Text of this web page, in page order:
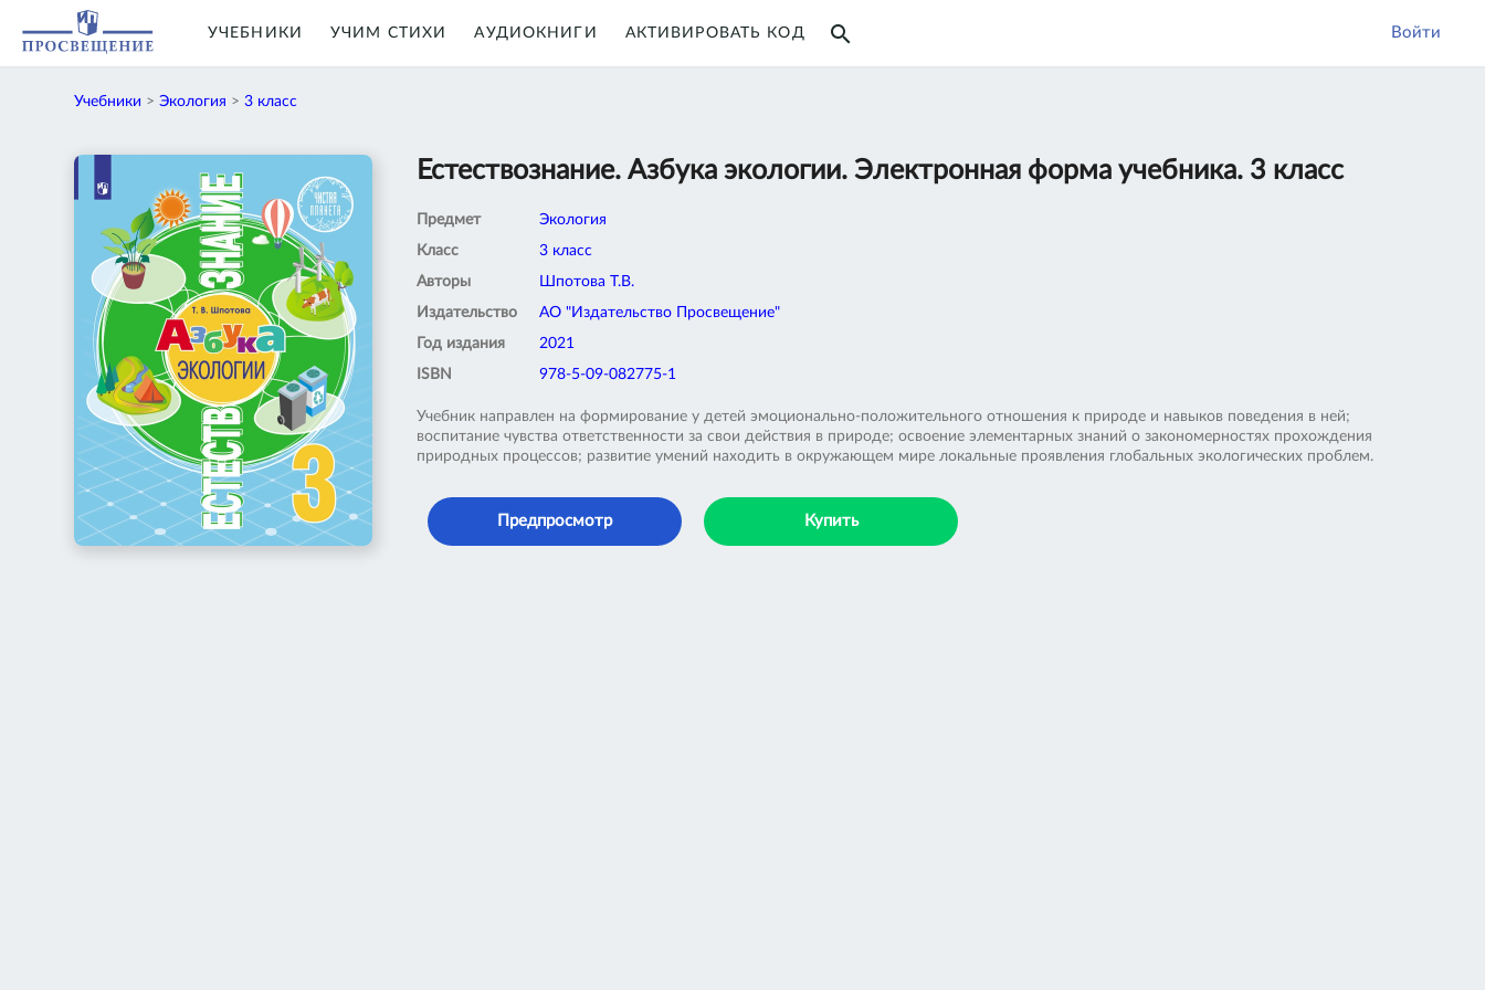
УЧЕБНИКИ УЧИМ СТИХИ АУДИОКНИГИ АКТИВИРОВАТЬ КОД search Войти
Учебники >Экология >3 класс
Естествознание. Азбука экологии. Электронная форма учебника. 3 класс
Предмет
Экология
Класс
3 класс
Авторы
Шпотова Т.В.
Издательство
АО "Издательство Просвещение"
Год издания
2021
ISBN
978-5-09-082775-1
Учебник направлен на формирование у детей эмоционально-положительного отношения к природе и навыков поведения в ней;
воспитание чувства ответственности за свои действия в природе; освоение элементарных знаний о закономерностях прохождения
природных процессов; развитие умений находить в окружающем мире локальные проявления глобальных экологических проблем.
Предпросмотр Купить